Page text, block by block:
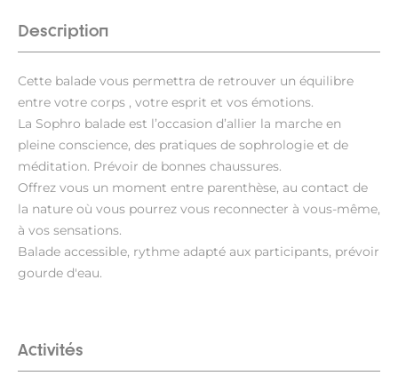
Description
Cette balade vous permettra de retrouver un équilibre
entre votre corps , votre esprit et vos émotions.
La Sophro balade est l’occasion d’allier la marche en
pleine conscience, des pratiques de sophrologie et de
méditation. Prévoir de bonnes chaussures.
Offrez vous un moment entre parenthèse, au contact de
la nature où vous pourrez vous reconnecter à vous-même,
à vos sensations.
Balade accessible, rythme adapté aux participants, prévoir
gourde d'eau.
Activités